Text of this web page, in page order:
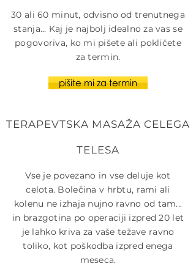
30 ali 60 minut, odvisno od trenutnega
stanja... Kaj je najbolj idealno za vas se
pogovoriva, ko mi pišete ali pokličete
za termin.
pišite mi za termin
TERAPEVTSKA MASAŽA CELEGA
TELESA
Vse je povezano in vse deluje kot
celota. Bolečina v hrbtu, rami ali
kolenu ne izhaja nujno ravno od tam...
in brazgotina po operaciji izpred 20 let
je lahko kriva za vaše težave ravno
toliko, kot poškodba izpred enega
meseca.